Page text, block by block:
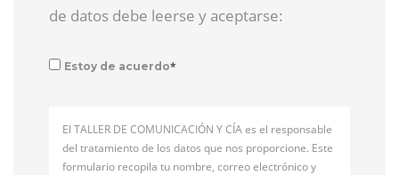
de datos debe leerse y aceptarse:
Estoy de acuerdo*
El TALLER DE COMUNICACIÓN Y CÍA es el responsable
del tratamiento de los datos que nos proporcione. Este
formulario recopila tu nombre, correo electrónico y